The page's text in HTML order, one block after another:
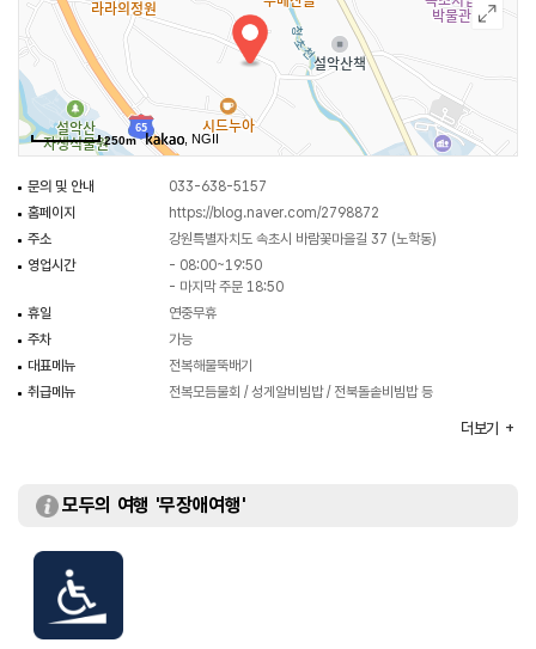
250m , NGII
문의 및 안내
033-638-5157
홈페이지
https://blog.naver.com/2798872
주소
강원특별자치도 속초시 바람꽃마을길 37 (노학동)
영업시간
- 08:00~19:50
- 마지막 주문 18:50
휴일
연중무휴
주차
가능
대표메뉴
전복해물뚝배기
취급메뉴
전복모듬물회 / 성게알비빔밥 / 전북돌솥비빔밥 등
더보기
모두의 여행 '무장애여행'